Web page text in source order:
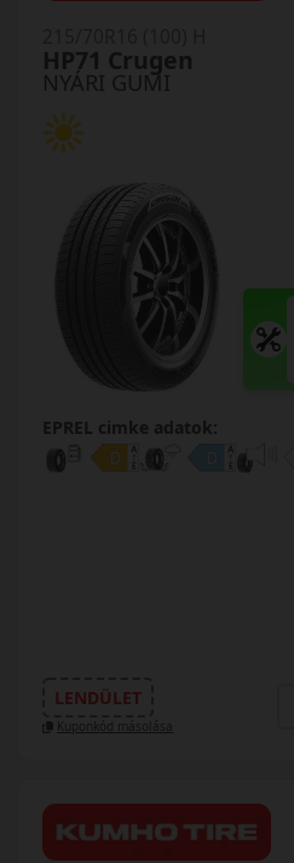
NYÁRI GUMI
HP71 Crugen
EPREL cimke adatok:
LENDÜLET
Kuponkód másolása